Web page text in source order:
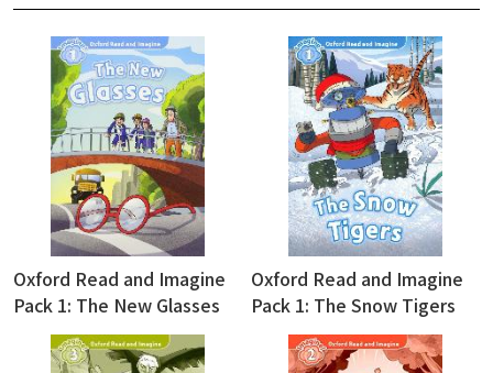
Oxford Read and Imagine
Pack 1: The New Glasses
(with Audio Download
Access Code)
Oxford Read and Imagine
Pack 1: The Snow Tigers
(with Audio Download
Access Code)